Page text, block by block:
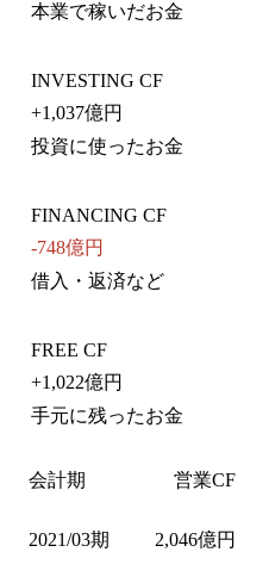
本業で稼いだお金
INVESTING CF
+1,037億円
投資に使ったお金
FINANCING CF
-748億円
借入・返済など
FREE CF
+1,022億円
手元に残ったお金
会計期 営業CF
2021/03期 2,046億円